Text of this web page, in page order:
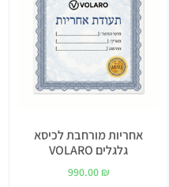
אחריות מורחבת לכיסא
גלגלים VOLARO
990.00 ₪